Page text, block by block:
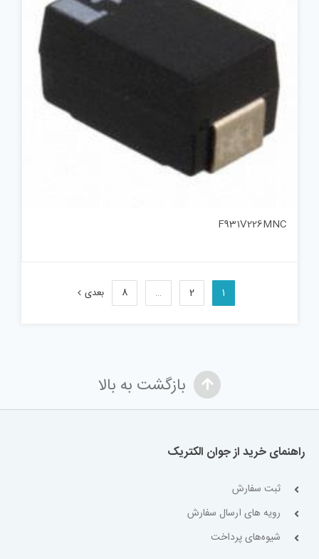
F931V226MNC
1
2
…
8 بعدی
بازگشت به بالا
راهنمای خرید از جوان الکتریک
ثبت سفارش
رویه های ارسال سفارش
شیوه‌های پرداخت